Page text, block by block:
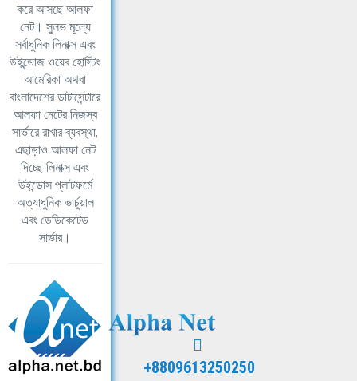
করে আসছে আলফা
নেট। সুলভ মূল্যে
সর্বাধুনিক লিনাক্স এবং
উইন্ডোজ ওয়েব হোস্টিং
আমেরিকা অথবা
বাংলাদেশের ডাটাসেন্টারে
আলফা নেটের নিজস্ব
সার্ভারে রাখার ব্যবস্থা,
এছাড়াও আলফা নেট
দিচ্ছে লিনাক্স এবং
উইন্ডোস প্লাটফর্মে
অত্যাধুনিক ভার্চুয়াল
এবং ডেডিকেটেড
সার্ভার।
+8809613250250